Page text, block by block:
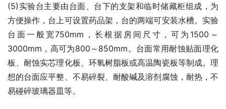
(5)实验台主要由台面、台下的支架和临时储藏柜组成，为
方便操作，台上可设置药品架，台的两端可安装水槽。实验
台面一般宽750mm，长根据房间尺寸，可为1500～
3000mm，高可为800～850mm。台面常用耐蚀贴面理化
板、耐蚀实芯理化板、环氧树脂板或高温陶瓷板等制成。理
想的台面应平整、不易碎裂、耐酸碱及溶剂腐蚀，耐热，不
易碰碎玻璃器皿等。